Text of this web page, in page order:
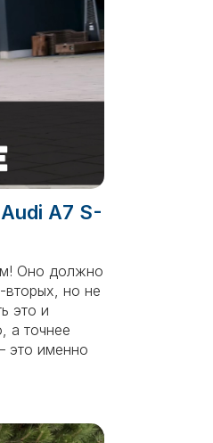
A7 S-
Оно должно
но не
это и
а точнее
это именно